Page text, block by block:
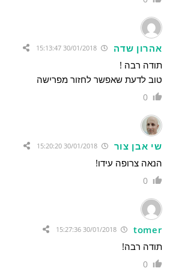
אהרון שדה
תודה רבה !
טוב לדעת שאפשר לחזור מפרישה
0
שי אבן צור 30/01/2018 15:20:20
הנאה צרופה עידו!
0
tomer
תודה רבה!
0